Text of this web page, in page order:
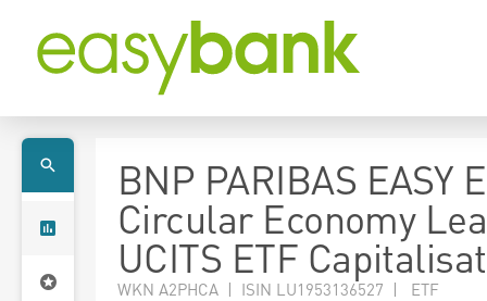
BNP PARIBAS EASY
Circular Economy
UCITS ETF
WKN A2PHCA | ISIN LU1953136527 | ETF